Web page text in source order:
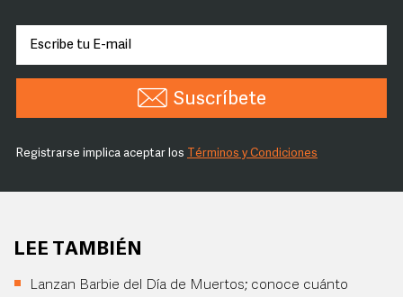
Suscríbete
Registrarse implica aceptar los Términos y Condiciones
LEE TAMBIÉN
Lanzan Barbie del Día de Muertos; conoce cuánto